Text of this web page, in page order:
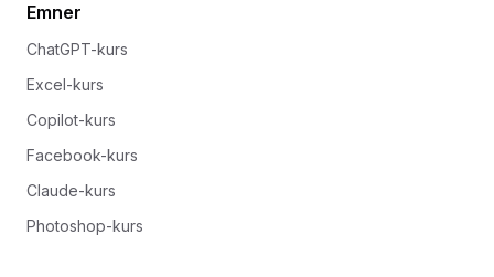
Emner
ChatGPT-kurs
Excel-kurs
Copilot-kurs
Facebook-kurs
Claude-kurs
Photoshop-kurs